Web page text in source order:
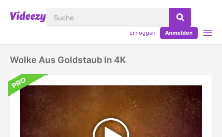
Einloggen Anmelden
Wolke Aus Goldstaub In 4K